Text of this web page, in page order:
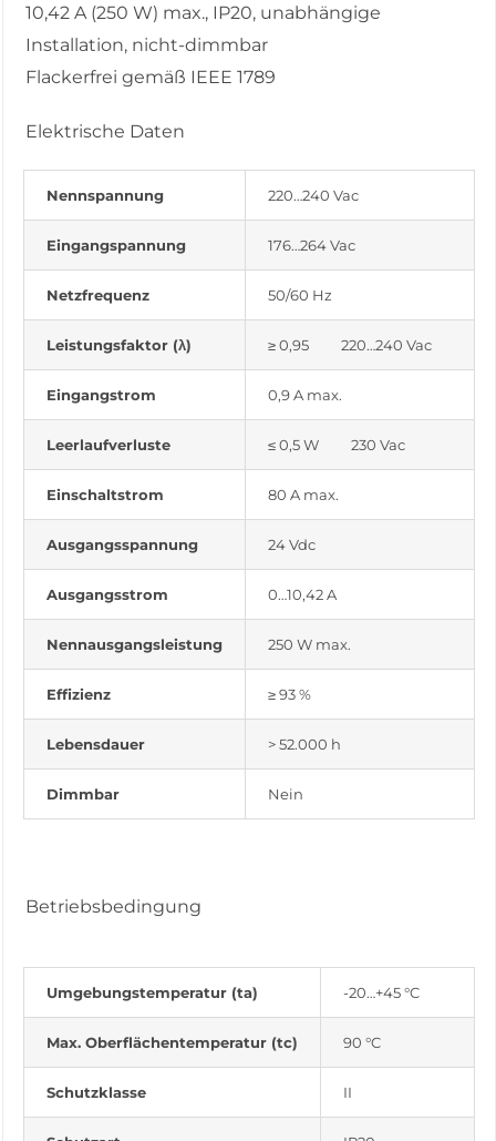
10,42 A (250 W) max., IP20, unabhängige
Installation, nicht-dimmbar
Flackerfrei gemäß IEEE 1789
Elektrische Daten
Nennspannung 220…240 Vac
Eingangspannung 176…264 Vac
Netzfrequenz 50/60 Hz
Leistungsfaktor (λ) ≥ 0,95 220…240 Vac
Eingangstrom 0,9 A max.
Leerlaufverluste ≤ 0,5 W 230 Vac
Einschaltstrom 80 A max.
Ausgangsspannung 24 Vdc
Ausgangsstrom 0…10,42 A
Nennausgangsleistung 250 W max.
Effizienz ≥ 93 %
Lebensdauer > 52.000 h
Dimmbar Nein
Betriebsbedingung
Umgebungstemperatur (ta) -20…+45 °C
Max. Oberflächentemperatur (tc) 90 °C
Schutzklasse II